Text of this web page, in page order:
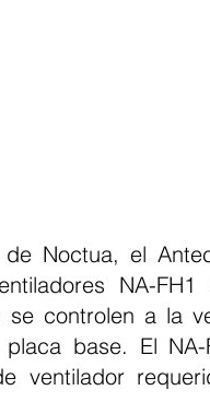
Noctua, el
NA-
controlen a la
base. El NA-
ventilador